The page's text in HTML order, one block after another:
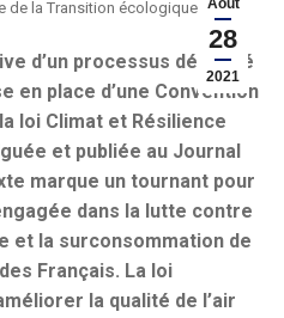
Août
28
2021
de la Transition écologique
d’un processus démarré
en place d’une Convention
loi Climat et Résilience
et publiée au Journal
marque un tournant pour
dans la lutte contre
et la surconsommation de
Français. La loi
la qualité de l’air